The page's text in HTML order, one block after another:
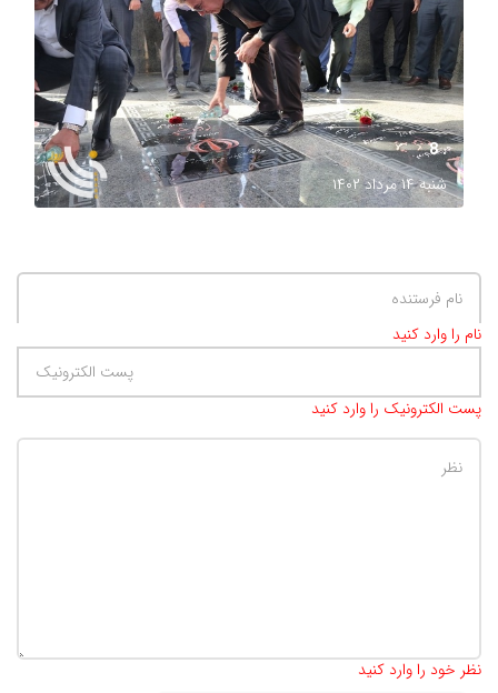
. 8
شنبه ۱۴ مرداد ۱۴۰۲
نام را وارد کنید
پست الکترونیک را وارد کنید
نظر خود را وارد کنید